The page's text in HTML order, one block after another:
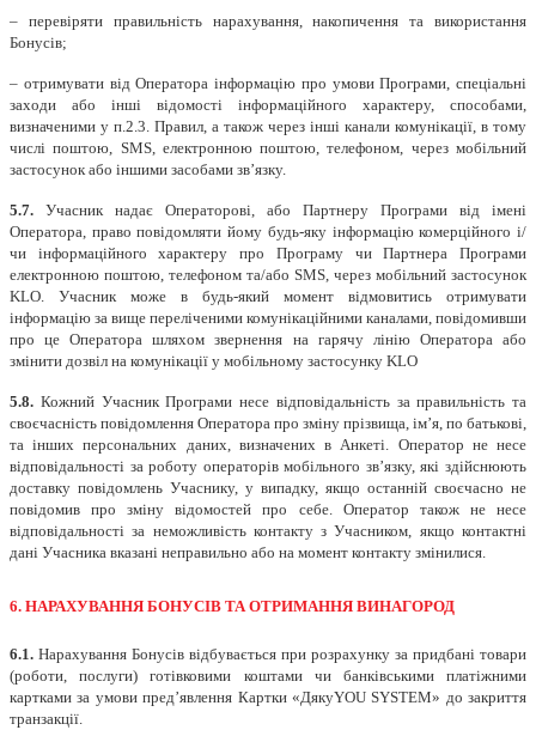
– перевіряти правильність нарахування, накопичення та використання
Бонусів;
– отримувати від Оператора інформацію про умови Програми, спеціальні
заходи або інші відомості інформаційного характеру, способами,
визначеними у п.2.3. Правил, а також через інші канали комунікації, в тому
числі поштою, SMS, електронною поштою, телефоном, через мобільний
застосунок або іншими засобами зв’язку.
5.7. Учасник надає Операторові, або Партнеру Програми від імені
Оператора, право повідомляти йому будь-яку інформацію комерційного і/
чи інформаційного характеру про Програму чи Партнера Програми
електронною поштою, телефоном та/або SMS, через мобільний застосунок
KLO. Учасник може в будь-який момент відмовитись отримувати
інформацію за вище переліченими комунікаційними каналами, повідомивши
про це Оператора шляхом звернення на гарячу лінію Оператора або
змінити дозвіл на комунікації у мобільному застосунку KLO
5.8. Кожний Учасник Програми несе відповідальність за правильність та
своєчасність повідомлення Оператора про зміну прізвища, ім’я, по батькові,
та інших персональних даних, визначених в Анкеті. Оператор не несе
відповідальності за роботу операторів мобільного зв’язку, які здійснюють
доставку повідомлень Учаснику, у випадку, якщо останній своєчасно не
повідомив про зміну відомостей про себе. Оператор також не несе
відповідальності за неможливість контакту з Учасником, якщо контактні
дані Учасника вказані неправильно або на момент контакту змінилися.
6. НАРАХУВАННЯ БОНУСІВ ТА ОТРИМАННЯ ВИНАГОРОД
6.1. Нарахування Бонусів відбувається при розрахунку за придбані товари
(роботи, послуги) готівковими коштами чи банківськими платіжними
картками за умови пред’явлення Картки «ДякуYOU SYSTEM» до закриття
транзакції.